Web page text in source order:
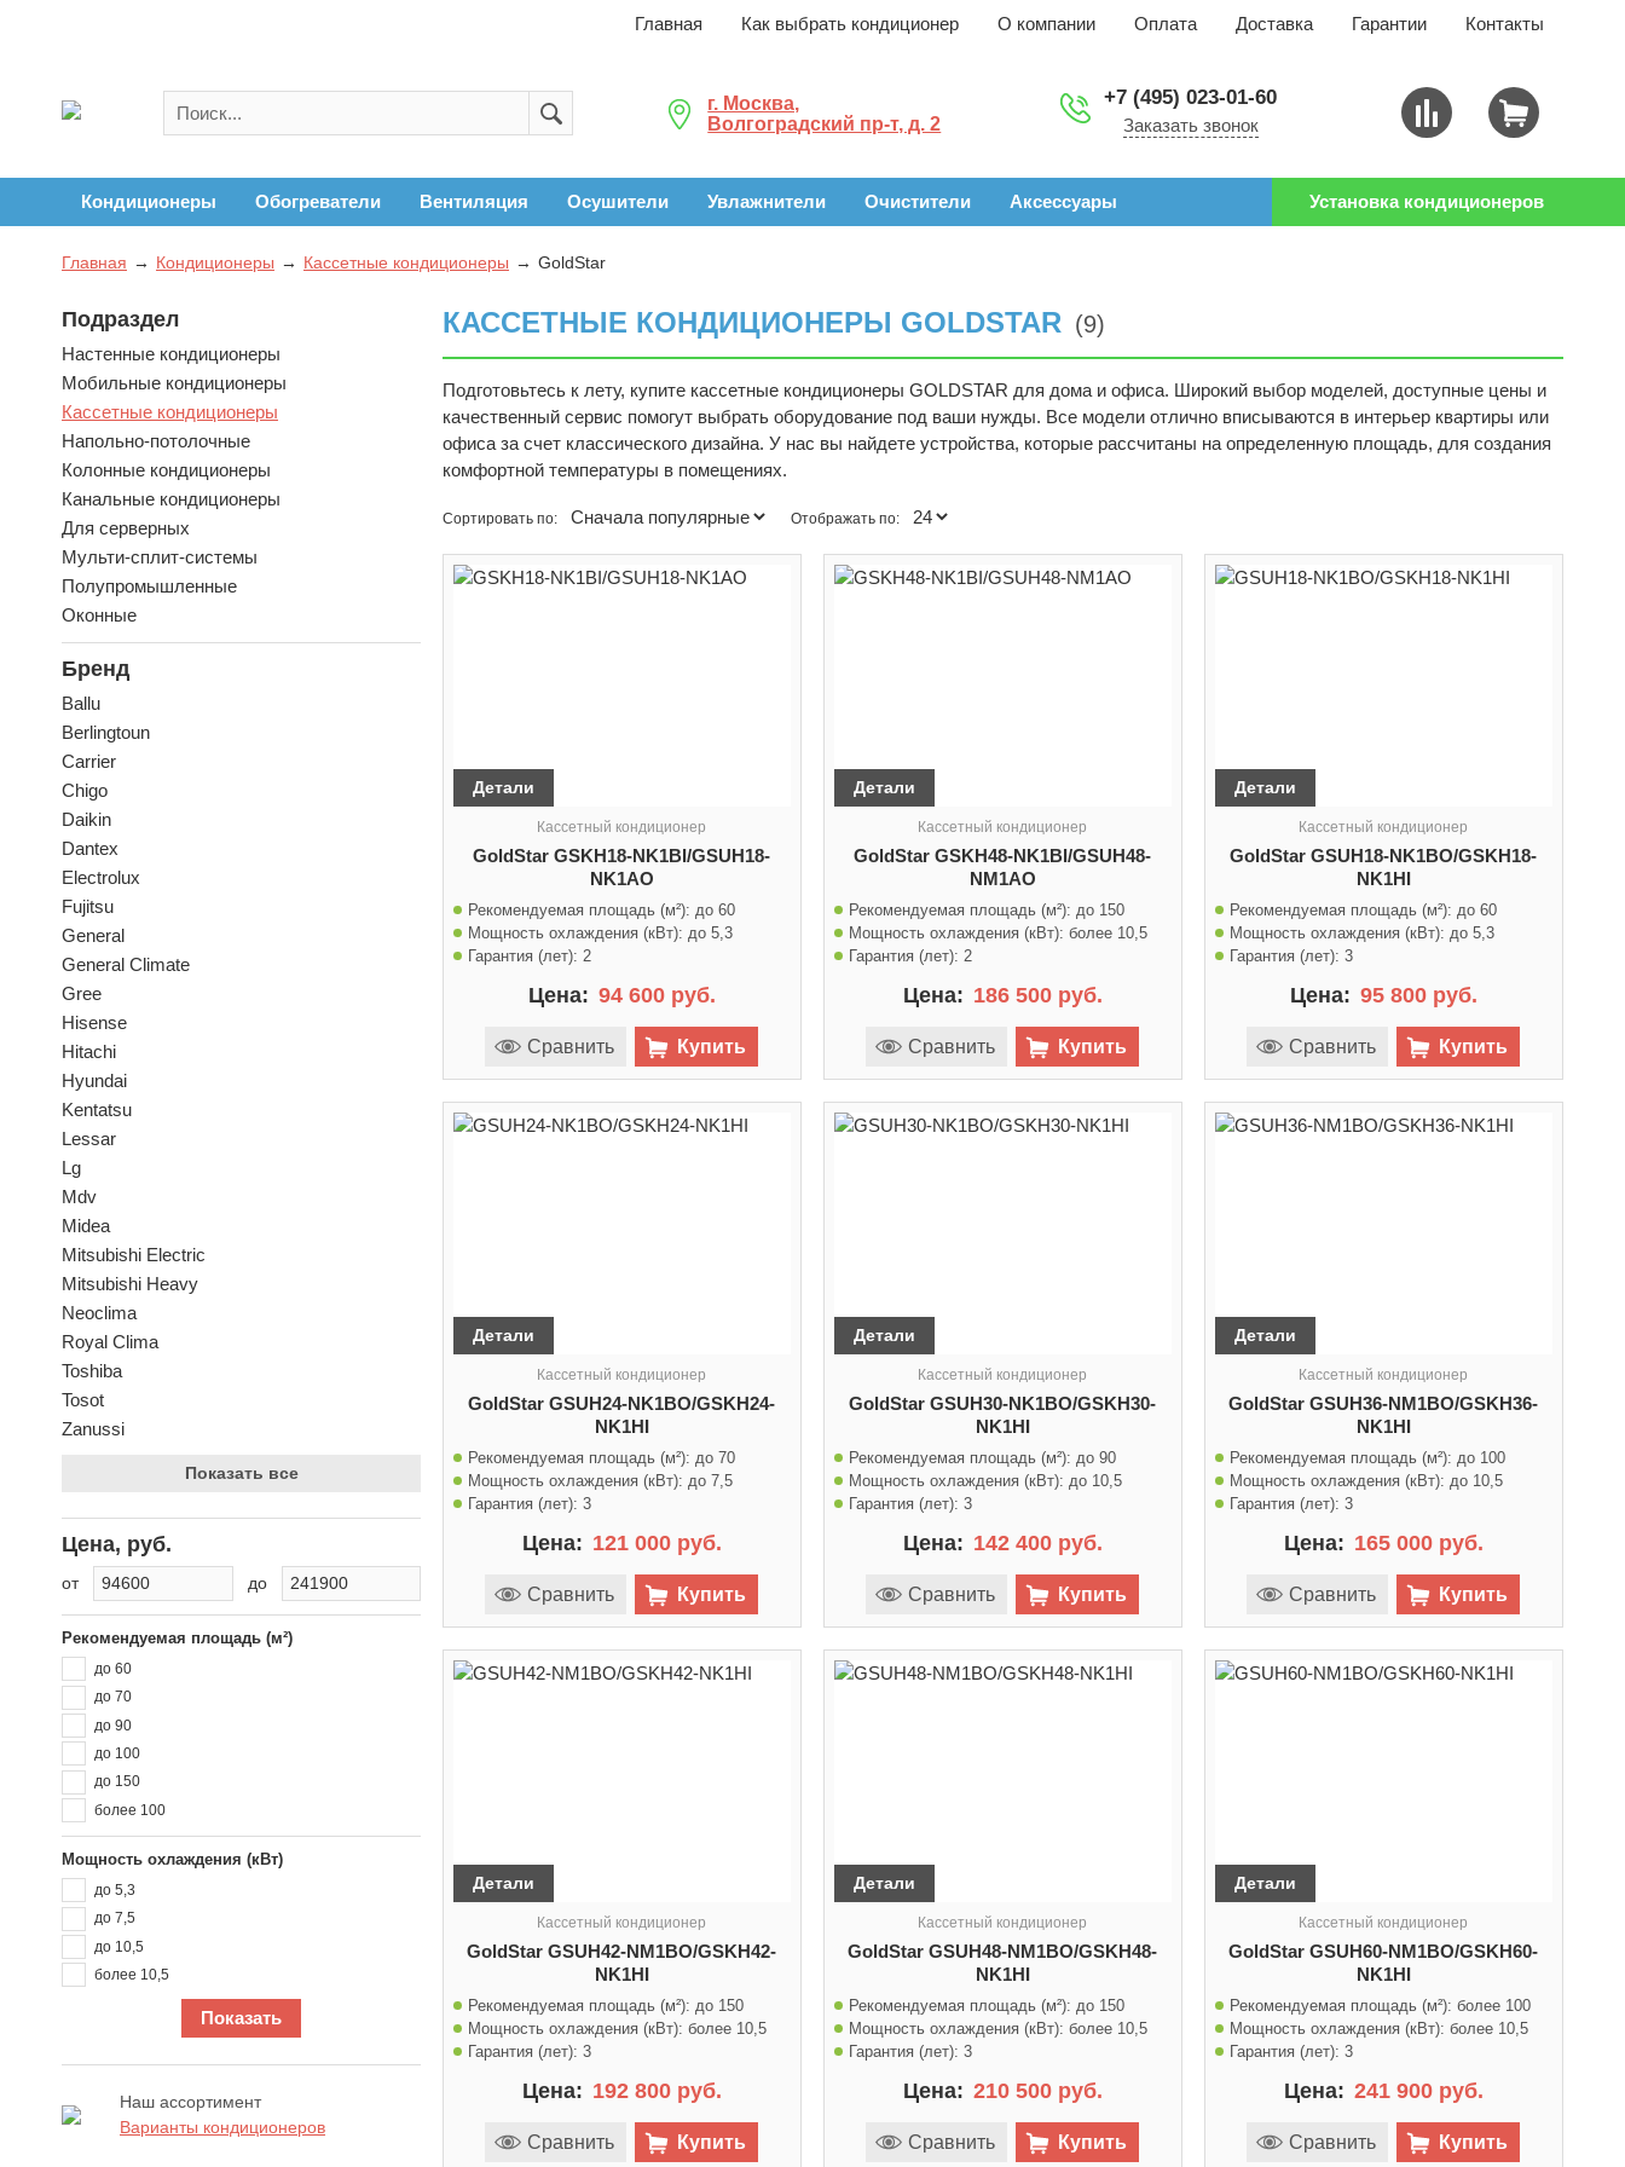
Главная Как выбрать кондиционер О компании Оплата Доставка Гарантии Контакты
г. Москва,
Волгоградский пр-т, д. 2
+7 (495) 023-01-60
Заказать звонок
Кондиционеры Обогреватели Вентиляция Осушители Увлажнители Очистители Аксессуары Установка кондиционеров
Главная Кондиционеры Кассетные кондиционеры GoldStar
КАССЕТНЫЕ КОНДИЦИОНЕРЫ GOLDSTAR (9)
Подготовьтесь к лету, купите кассетные кондиционеры GOLDSTAR для дома и офиса. Широкий выбор моделей, доступные цены и
качественный сервис помогут выбрать оборудование под ваши нужды. Все модели отлично вписываются в интерьер квартиры или
офиса за счет классического дизайна. У нас вы найдете устройства, которые рассчитаны на определенную площадь, для создания
комфортной температуры в помещениях.
Сортировать по: Отображать по:
Детали
Кассетный кондиционер
GoldStar GSKH18-NK1BI/GSUH18-
NK1AO
Рекомендуемая площадь (м²): до 60
Мощность охлаждения (кВт): до 5,3
Гарантия (лет): 2
Цена: 94 600 руб.
Сравнить Купить
Детали
Кассетный кондиционер
GoldStar GSKH48-NK1BI/GSUH48-
NM1AO
Рекомендуемая площадь (м²): до 150
Мощность охлаждения (кВт): более 10,5
Гарантия (лет): 2
Цена: 186 500 руб.
Сравнить Купить
Детали
Кассетный кондиционер
GoldStar GSUH18-NK1BO/GSKH18-
NK1HI
Рекомендуемая площадь (м²): до 60
Мощность охлаждения (кВт): до 5,3
Гарантия (лет): 3
Цена: 95 800 руб.
Сравнить Купить
Детали
Кассетный кондиционер
GoldStar GSUH24-NK1BO/GSKH24-
NK1HI
Рекомендуемая площадь (м²): до 70
Мощность охлаждения (кВт): до 7,5
Гарантия (лет): 3
Цена: 121 000 руб.
Сравнить Купить
Детали
Кассетный кондиционер
GoldStar GSUH30-NK1BO/GSKH30-
NK1HI
Рекомендуемая площадь (м²): до 90
Мощность охлаждения (кВт): до 10,5
Гарантия (лет): 3
Цена: 142 400 руб.
Сравнить Купить
Детали
Кассетный кондиционер
GoldStar GSUH36-NM1BO/GSKH36-
NK1HI
Рекомендуемая площадь (м²): до 100
Мощность охлаждения (кВт): до 10,5
Гарантия (лет): 3
Цена: 165 000 руб.
Сравнить Купить
Детали
Кассетный кондиционер
GoldStar GSUH42-NM1BO/GSKH42-
NK1HI
Рекомендуемая площадь (м²): до 150
Мощность охлаждения (кВт): более 10,5
Гарантия (лет): 3
Цена: 192 800 руб.
Сравнить Купить
Детали
Кассетный кондиционер
GoldStar GSUH48-NM1BO/GSKH48-
NK1HI
Рекомендуемая площадь (м²): до 150
Мощность охлаждения (кВт): более 10,5
Гарантия (лет): 3
Цена: 210 500 руб.
Сравнить Купить
Детали
Кассетный кондиционер
GoldStar GSUH60-NM1BO/GSKH60-
NK1HI
Рекомендуемая площадь (м²): более 100
Мощность охлаждения (кВт): более 10,5
Гарантия (лет): 3
Цена: 241 900 руб.
Сравнить Купить
Подраздел
Настенные кондиционеры
Мобильные кондиционеры
Кассетные кондиционеры
Напольно-потолочные
Колонные кондиционеры
Канальные кондиционеры
Для серверных
Мульти-сплит-системы
Полупромышленные
Оконные
Бренд
Ballu
Berlingtoun
Carrier
Chigo
Daikin
Dantex
Electrolux
Fujitsu
General
General Climate
Gree
Hisense
Hitachi
Hyundai
Kentatsu
Lessar
Lg
Mdv
Midea
Mitsubishi Electric
Mitsubishi Heavy
Neoclima
Royal Clima
Toshiba
Tosot
Zanussi
Показать все
Цена, руб.
от до
Рекомендуемая площадь (м²)
до 60
до 70
до 90
до 100
до 150
более 100
Мощность охлаждения (кВт)
до 5,3
до 7,5
до 10,5
более 10,5
Показать
Наш ассортимент
Варианты кондиционеров